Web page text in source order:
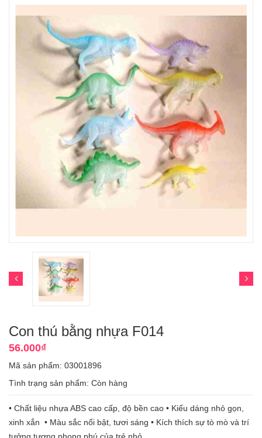
Con thú bằng nhựa F014
56.000₫
Mã sản phẩm: 03001896
Tình trạng sản phẩm: Còn hàng
• Chất liệu nhựa ABS cao cấp, độ bền cao • Kiểu dáng nhỏ gọn,
xinh xắn • Màu sắc nổi bật, tươi sáng • Kích thích sự tò mò và trí
tưởng tượng phong phú của trẻ nhỏ